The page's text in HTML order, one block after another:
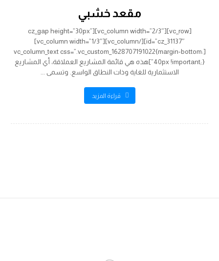
مقعد خشبي
[vc_row][vc_column width=”2/3″][cz_gap height=”30px”
id=”cz_31137″][/vc_column][vc_column width=”1/3″]
[vc_column_text css=”.vc_custom_1628707191022{margin-bottom:
40px !important;}”]هذه هي قائمة المشاريع العملاقة، أي المشاريع
الاستثمارية للغاية وذات النطاق الواسع. وتسمى ...
قراءة المزيد